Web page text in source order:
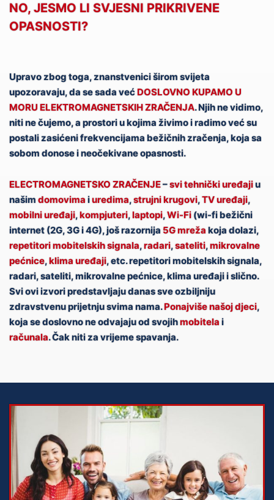
NO, JESMO LI SVJESNI PRIKRIVENE
OPASNOSTI?
Upravo zbog toga, znanstvenici širom svijeta
upozoravaju, da se sada većDOSLOVNO KUPAMO U
MORU ELEKTROMAGNETSKIH ZRAČENJA. Njih ne vidimo,
niti ne čujemo, a prostori u kojima živimo i radimo već su
postali zasićeni frekvencijama bežičnih zračenja, koja sa
sobom donose i neočekivane opasnosti.
ELECTROMAGNETSKO ZRAČENJE–svi tehnički uređajiu
našimdomovimaiuredima,strujni krugovi,TV uređaji,
mobilniuređaji,kompjuteri,laptopi,Wi-Fi (wi-fi bežični
internet (2G, 3G i 4G), još razornija 5G mrežakoja dolazi,
repetitori mobitelskih signala,radari,sateliti,mikrovalne
pećnice,klima uređaji, etc. repetitori mobitelskih signala,
radari, sateliti, mikrovalne pećnice, klima uređaji i slično.
Svi ovi izvori predstavljaju danas sve ozbiljniju
zdravstvenu prijetnju svima nama.Ponajviše našoj djeci,
koja se doslovno ne odvajaju od svojihmobitelai
računala. Čak niti za vrijeme spavanja.